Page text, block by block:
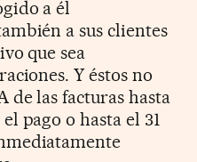
a él
a sus clientes
que sea
Y éstos no
de las facturas hasta
pago o hasta el 31